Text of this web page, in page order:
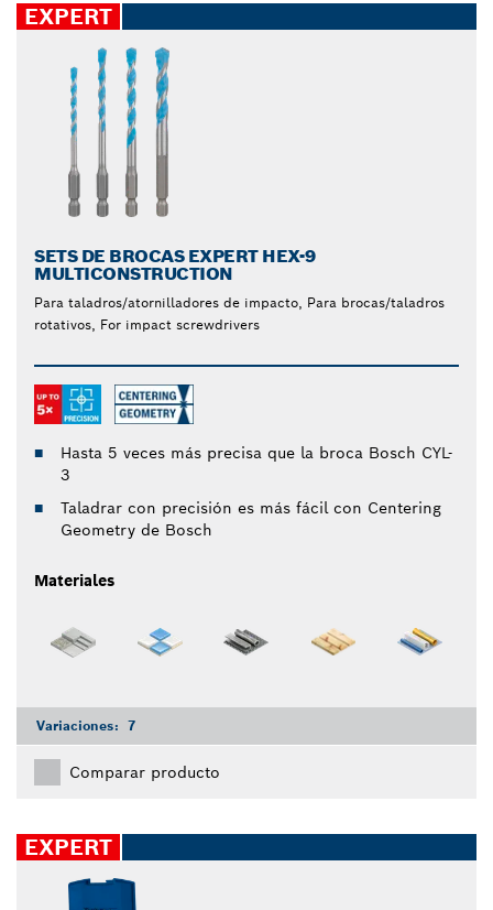
EXPERT
SETS DE BROCAS EXPERT HEX-9
MULTICONSTRUCTION
Para taladros/atornilladores de impacto, Para brocas/taladros
rotativos, For impact screwdrivers
Hasta 5 veces más precisa que la broca Bosch CYL-
3
Taladrar con precisión es más fácil con Centering
Geometry de Bosch
Materiales
Variaciones: 7
Comparar producto
EXPERT